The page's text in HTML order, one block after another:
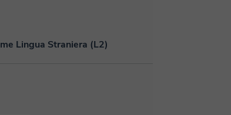
Lingua Straniera (L2)